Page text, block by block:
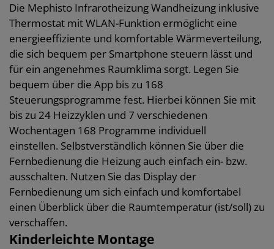
Die Mephisto Infrarotheizung Wandheizung inklusive
Thermostat mit WLAN-Funktion ermöglicht eine
energieeffiziente und komfortable Wärmeverteilung,
die sich bequem per Smartphone steuern lässt und
für ein angenehmes Raumklima sorgt. Legen Sie
bequem über die App bis zu 168
Steuerungsprogramme fest. Hierbei können Sie mit
bis zu 24 Heizzyklen und 7 verschiedenen
Wochentagen 168 Programme individuell
einstellen. Selbstverständlich können Sie über die
Fernbedienung die Heizung auch einfach ein- bzw.
ausschalten. Nutzen Sie das Display der
Fernbedienung um sich einfach und komfortabel
einen Überblick über die Raumtemperatur (ist/soll) zu
verschaffen.
Kinderleichte Montage